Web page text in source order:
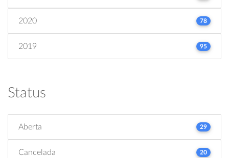
2020 78
2019 95
Status
Aberta 29
Cancelada 20